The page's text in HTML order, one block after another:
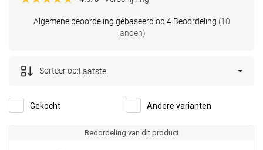
Algemene beoordeling gebaseerd op 4 Beoordeling (10
landen)
Gekocht Andere varianten
Sorteer op:Laatste
Beoordeling van dit product